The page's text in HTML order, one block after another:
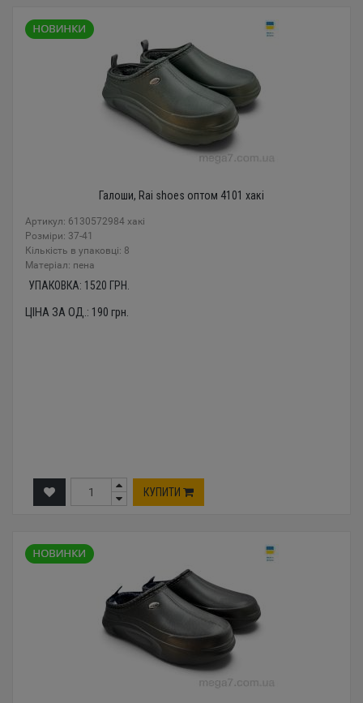
Галоши, Rai shoes оптом 4101 хакі
Артикул: 6130572984 хакі
Розміри: 37-41
Кількість в упаковці: 8
Mатеріал: пена
УПАКОВКА: 1520 ГРН.
ЦІНА ЗА ОД.: 190 грн.
КУПИТИ